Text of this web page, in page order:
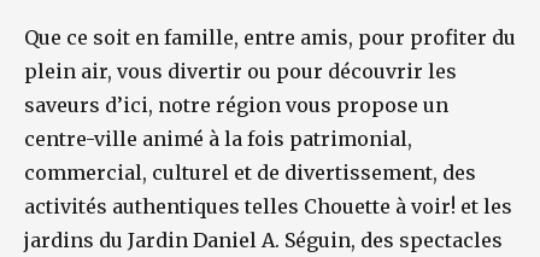
Que ce soit en famille, entre amis, pour profiter du
plein air, vous divertir ou pour découvrir les
saveurs d’ici, notre région vous propose un
centre-ville animé à la fois patrimonial,
commercial, culturel et de divertissement, des
activités authentiques telles Chouette à voir! et les
jardins du Jardin Daniel A. Séguin, des spectacles